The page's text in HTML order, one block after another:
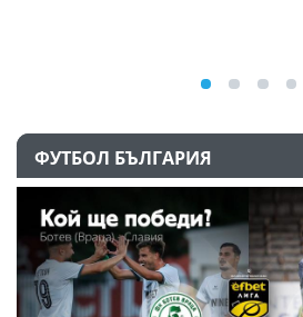
ФУТБОЛ БЪЛГАРИЯ